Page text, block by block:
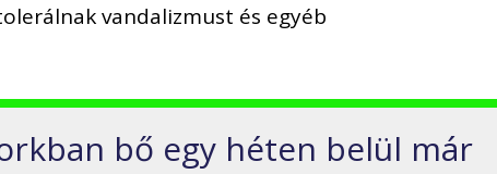
vandalizmust és egyéb
bő egy héten belül már